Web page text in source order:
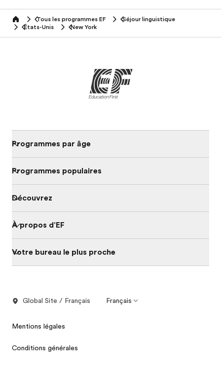
home Tous les programmes EF
Séjour linguistique
États-Unis
New York
Programmes par âge
Programmes populaires
Découvrez
À propos d'EF
Votre bureau le plus proche
Global Site / Français Français
Mentions légales
Conditions générales